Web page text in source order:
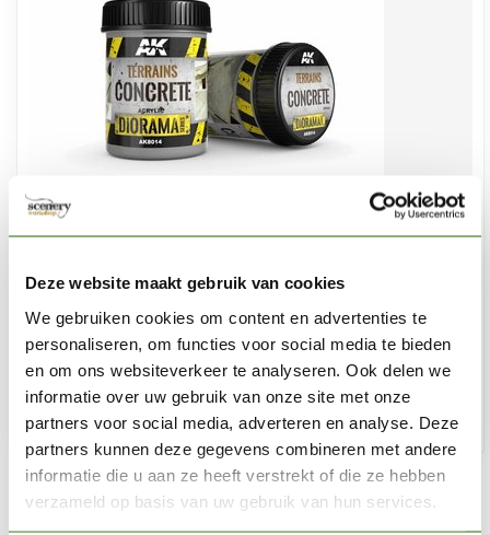
Deze website maakt gebruik van cookies
We gebruiken cookies om content en advertenties te
personaliseren, om functies voor social media te bieden
en om ons websiteverkeer te analyseren. Ook delen we
informatie over uw gebruik van onze site met onze
partners voor social media, adverteren en analyse. Deze
partners kunnen deze gegevens combineren met andere
informatie die u aan ze heeft verstrekt of die ze hebben
verzameld op basis van uw gebruik van hun services.
Terrains Concrete - Diorama Series - 250ml - AK8014
€9,50
Niet op voorraad